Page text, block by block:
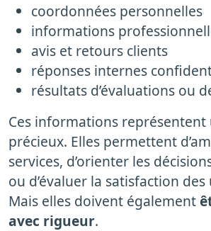
coordonnées personnelles
informations
avis et retours clients
réponses internes
résultats d’évaluations ou
Ces informations représentent
précieux. Elles permettent
services, d’orienter les
ou d’évaluer la satisfaction
Mais elles doivent également
avec rigueur.